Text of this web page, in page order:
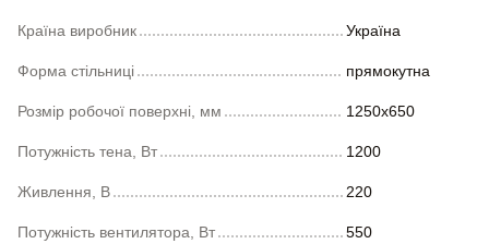
Країна виробник Україна
Форма стільниці прямокутна
Розмір робочої поверхні, мм 1250х650
Потужність тена, Вт 1200
Живлення, В 220
Потужність вентилятора, Вт 550